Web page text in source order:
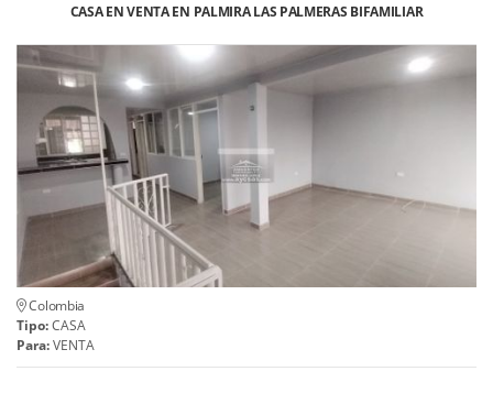
CASA EN VENTA EN PALMIRA LAS PALMERAS BIFAMILIAR
Colombia
Tipo:CASA
Para:VENTA